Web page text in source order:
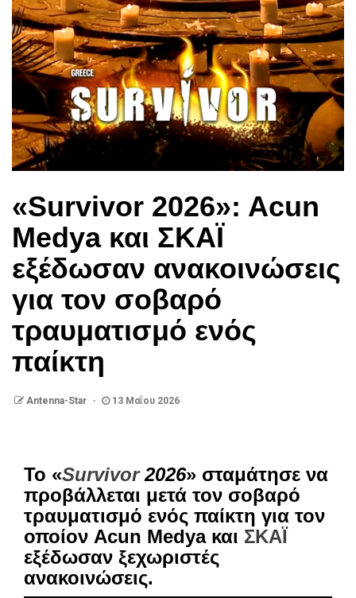
«Survivor 2026»: Acun
Medya και ΣΚΑΪ
εξέδωσαν ανακοινώσεις
για τον σοβαρό
τραυματισμό ενός
παίκτη
Antenna-Star 13 Μαΐου 2026
Το «Survivor2026» σταμάτησε να
προβάλλεται μετά τον σοβαρό
τραυματισμό ενός παίκτη για τον
οποίον Acun Medya και ΣΚΑΪ
εξέδωσαν ξεχωριστές
ανακοινώσεις.